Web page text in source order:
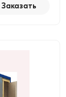
Заказать